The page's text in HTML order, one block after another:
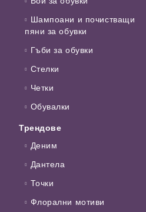
Шампоани и почистващи
пяни за обувки
Гъби за обувки
Стелки
Четки
Обувалки
Трендове
Деним
Дантела
Точки
Флорални мотиви